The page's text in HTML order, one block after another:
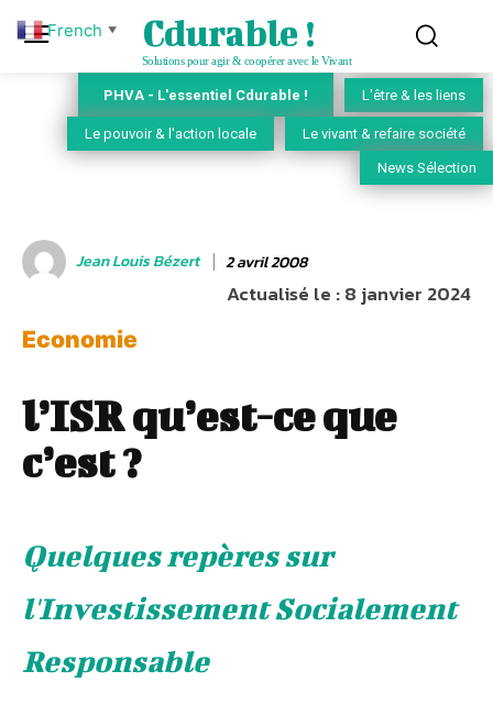
Cdurable !
Solutions pour agir & coopérer avec le Vivant
PHVA - L'essentiel Cdurable ! L'être & les liens
Le pouvoir & l'action locale Le vivant & refaire société
News Sélection
Jean Louis Bézert 2 avril 2008
Actualisé le :8 janvier 2024
Economie
l’ISR qu’est-ce que
c’est ?
Quelques repères sur
l'Investissement Socialement
Responsable
French ▼